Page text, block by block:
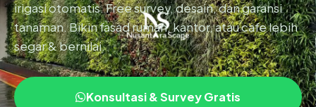
irigasi otomatis. Free survey, desain, dan garansi
tanaman. Bikin fasad rumah, kantor, atau cafe lebih
segar & bernilai.
Konsultasi & Survey Gratis